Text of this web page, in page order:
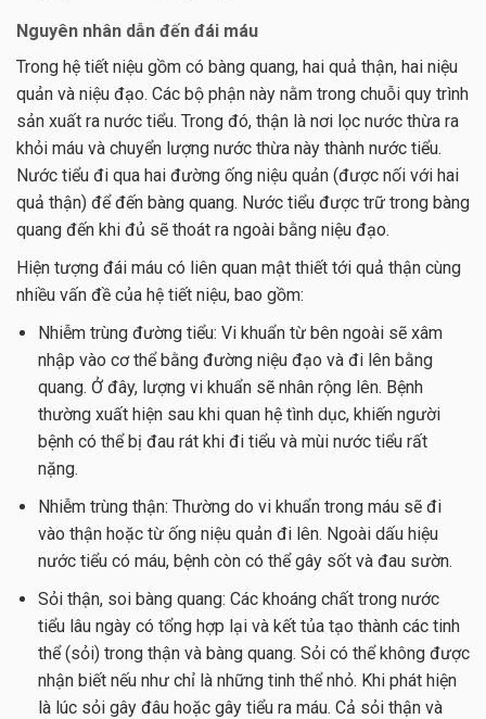
Nguyên nhân dẫn đến đái máu
Trong hệ tiết niệu gồm có bàng quang, hai quả thận, hai niệu
quản và niệu đạo. Các bộ phận này nằm trong chuỗi quy trình
sản xuất ra nước tiểu. Trong đó, thận là nơi lọc nước thừa ra
khỏi máu và chuyển lượng nước thừa này thành nước tiểu.
Nước tiểu đi qua hai đường ống niệu quản (được nối với hai
quả thận) để đến bàng quang. Nước tiểu được trữ trong bàng
quang đến khi đủ sẽ thoát ra ngoài bằng niệu đạo.
Hiện tượng đái máu có liên quan mật thiết tới quả thận cùng
nhiều vấn đề của hệ tiết niệu, bao gồm:
Nhiễm trùng đường tiểu: Vi khuẩn từ bên ngoài sẽ xâm
nhập vào cơ thể bằng đường niệu đạo và đi lên bằng
quang. Ở đây, lượng vi khuẩn sẽ nhân rộng lên. Bệnh
thường xuất hiện sau khi quan hệ tình dục, khiến người
bệnh có thể bị đau rát khi đi tiểu và mùi nước tiểu rất
nặng.
Nhiễm trùng thận: Thường do vi khuẩn trong máu sẽ đi
vào thận hoặc từ ống niệu quản đi lên. Ngoài dấu hiệu
nước tiểu có máu, bệnh còn có thể gây sốt và đau sườn.
Sỏi thận, soi bàng quang: Các khoáng chất trong nước
tiểu lâu ngày có tổng hợp lại và kết tủa tạo thành các tinh
thể (sỏi) trong thận và bàng quang. Sỏi có thể không được
nhận biết nếu như chỉ là những tinh thể nhỏ. Khi phát hiện
là lúc sỏi gây đâu hoặc gây tiểu ra máu. Cả sỏi thận và